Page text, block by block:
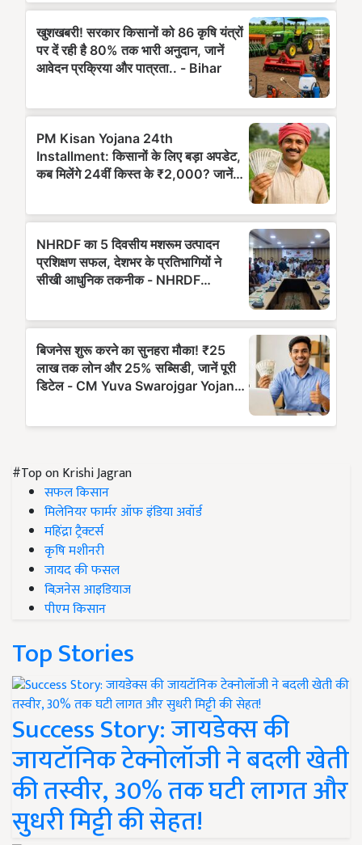
#Top on Krishi Jagran
सफल किसान
मिलेनियर फार्मर ऑफ इंडिया अवॉर्ड
महिंद्रा ट्रैक्टर्स
कृषि मशीनरी
जायद की फसल
बिज़नेस आइडियाज
पीएम किसान
Top Stories
Success Story: जायडेक्स की
जायटॉनिक टेक्नोलॉजी ने बदली खेती
की तस्वीर, 30% तक घटी लागत और
सुधरी मिट्टी की सेहत!